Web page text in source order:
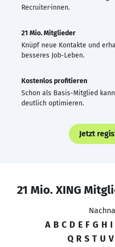
Recruiter·innen.
21 Mio. Mitglieder
Knüpf neue Kontakte und
besseres Job-Leben.
Kostenlos profitieren
Schon als Basis-Mitglied
deutlich optimieren.
Jetzt
21 Mio. XING
A B C D E F G H I
Q R S T U V